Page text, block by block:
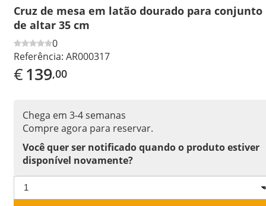
Cruz de mesa em latão dourado para conjunto
de altar 35 cm
0
Referência: AR000317
€139,00
Chega em 3-4 semanas
Compre agora para reservar.
Você quer ser notificado quando o produto estiver
disponível novamente?